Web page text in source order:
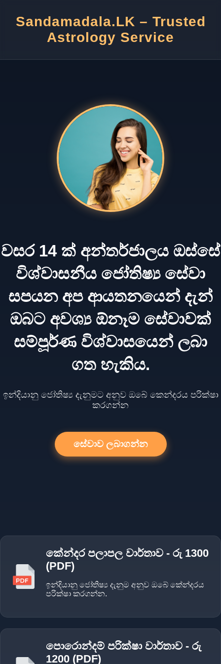
Sandamadala.LK – Trusted
Astrology Service
වසර 14 ක් අන්තර්ජාලය ඔස්සේ
විශ්වාසනීය ජෝතිෂ්‍ය සේවා
සපයන අප ආයතනයෙන් දැන්
ඔබට අවශ්‍ය ඕනෑම සේවාවක්
සම්පූර්ණ විශ්වාසයෙන් ලබා
ගත හැකිය.
ඉන්දියානු ජෝතිෂ්‍ය දැනුමට අනුව ඔබේ කෙන්දරය පරික්ෂා
කරගන්න
සේවාව ලබාගන්න
කේන්දර පලාපල වාර්තාව - රු 1300
(PDF)
ඉන්දියානු ජෝතිෂ්‍ය දැනුම අනුව ඔබේ කේන්දරය
පරික්ෂා කරගන්න.
පොරොන්දම් පරික්ෂා වාර්තාව - රු
1200 (PDF)